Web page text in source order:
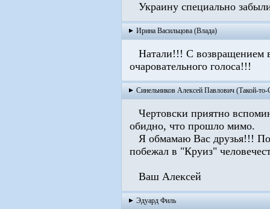
Украину специально
Ирина Васильцова (Влада)
Натали!!! С возвращением
очаровательного голоса!!!
Синельников Алексей Павлович (Такой-то-
Чертовски приятно
обидно, что прошло мимо.
Я обмамаю Вас друзья!!! По
побежал в "Круиз"
Ваш Алексей
Эдуард Филь